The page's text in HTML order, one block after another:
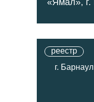
реестр
г. Барнаул